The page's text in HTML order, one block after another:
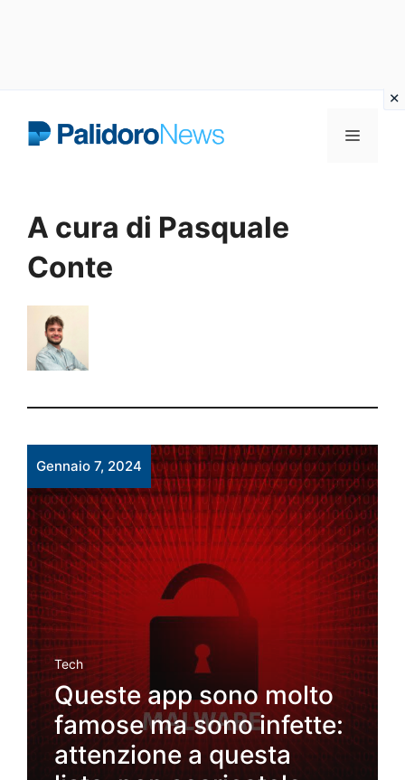
Menu
A cura di Pasquale
Conte
Gennaio 7, 2024
Tech
Queste app sono molto
famose ma sono infette:
attenzione a questa